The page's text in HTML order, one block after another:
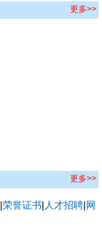
更多>>
更多>>
|荣誉证书| 人才招聘|网